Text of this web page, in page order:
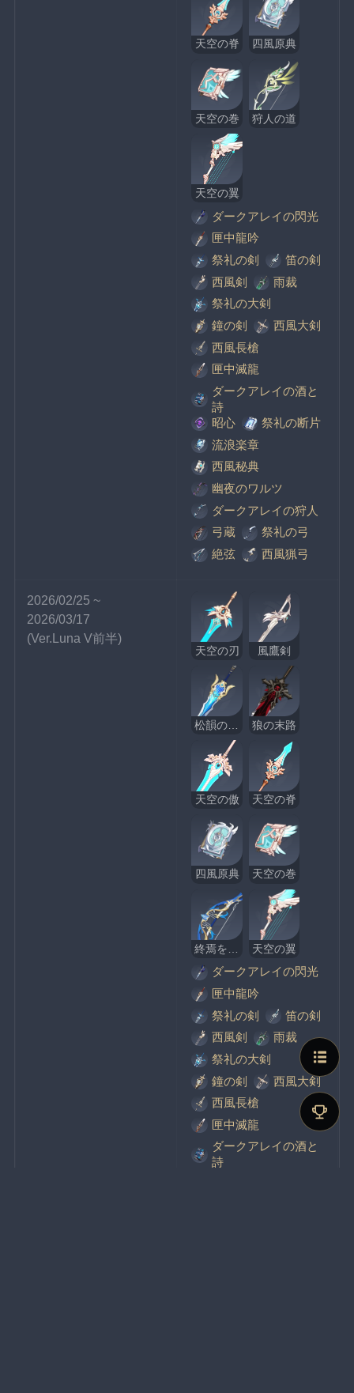
天空の脊 四風原典
天空の巻 狩人の道
天空の翼
ダークアレイの閃光
匣中龍吟
祭礼の剣
笛の剣
西風剣
雨裁
祭礼の大剣
鐘の剣
西風大剣
西風長槍
匣中滅龍
ダークアレイの酒と
詩
昭心
祭礼の断片
流浪楽章
西風秘典
幽夜のワルツ
ダークアレイの狩人
弓蔵
祭礼の弓
絶弦
西風猟弓
2026/02/25 ~
2026/03/17
(Ver.Luna V前半)
天空の刃 風鷹剣
松韻の響く頃 狼の末路
天空の傲 天空の脊
四風原典 天空の巻
天空の翼
ダークアレイの閃光
匣中龍吟
祭礼の剣
笛の剣
西風剣
雨裁
祭礼の大剣
鐘の剣
西風大剣
西風長槍
匣中滅龍
ダークアレイの酒と
詩